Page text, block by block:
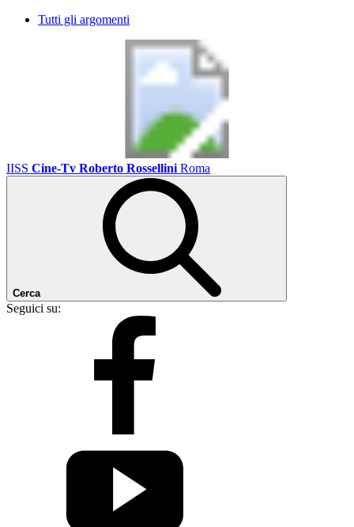
Tutti gli argomenti
IISS Cine-Tv Roberto Rossellini Roma
Cerca
Seguici su: